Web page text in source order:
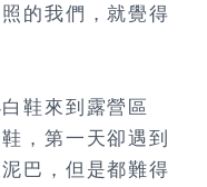
的我們，就覺得
鞋來到露營區
，第一天卻遇到
巴，但是都難得